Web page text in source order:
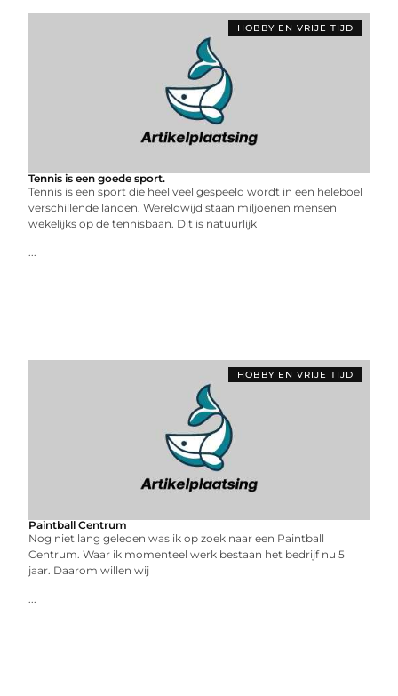
HOBBY EN VRIJE TIJD
Tennis is een goede sport.
Tennis is een sport die heel veel gespeeld wordt in een heleboel
verschillende landen. Wereldwijd staan miljoenen mensen
wekelijks op de tennisbaan. Dit is natuurlijk
...
HOBBY EN VRIJE TIJD
Paintball Centrum
Nog niet lang geleden was ik op zoek naar een Paintball
Centrum. Waar ik momenteel werk bestaan het bedrijf nu 5
jaar. Daarom willen wij
...